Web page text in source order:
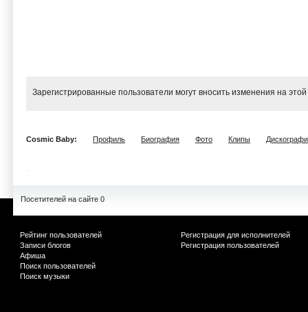
Зарегистрированные пользователи могут вносить изменения на
Cosmic Baby: Профиль Биография Фото Клипы
Посетителей на сайте 0
Рейтинг пользователей
Записи блогов
Афиша
Поиск пользователей
Поиск музыки
Регистрация для исполнителей
Регистрация пользователей